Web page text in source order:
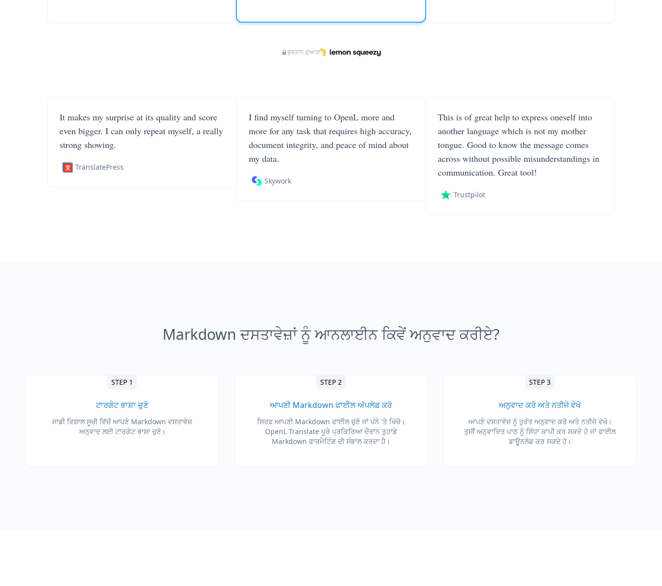
ਭੁਗਤਾਨ ਦੁਆਰਾ
It makes my surprise at its quality and score
even bigger. I can only repeat myself, a really
strong showing.
TranslatePress
I find myself turning to OpenL more and
more for any task that requires high accuracy,
document integrity, and peace of mind about
my data.
Skywork
This is of great help to express oneself into
another language which is not my mother
tongue. Good to know the message comes
across without possible misunderstandings in
communication. Great tool!
Trustpilot
Markdown ਦਸਤਾਵੇਜ਼ਾਂ ਨੂੰ ਆਨਲਾਈਨ ਕਿਵੇਂ ਅਨੁਵਾਦ ਕਰੀਏ?
STEP 1
ਟਾਰਗੇਟ ਭਾਸ਼ਾ ਚੁਣੋ
ਸਾਡੀ ਵਿਸ਼ਾਲ ਸੂਚੀ ਵਿੱਚੋਂ ਆਪਣੇ Markdown ਦਸਤਾਵੇਜ਼
ਅਨੁਵਾਦ ਲਈ ਟਾਰਗੇਟ ਭਾਸ਼ਾ ਚੁਣੋ।
STEP 2
ਆਪਣੀ Markdown ਫਾਈਲ ਅੱਪਲੋਡ ਕਰੋ
ਸਿਰਫ ਆਪਣੀ Markdown ਫਾਈਲ ਚੁਣੋ ਜਾਂ ਪੰਨੇ 'ਤੇ ਖਿੱਚੋ।
OpenL Translate ਪੂਰੇ ਪ੍ਰਕਿਰਿਆ ਦੌਰਾਨ ਤੁਹਾਡੇ
Markdown ਫਾਰਮੈਟਿੰਗ ਦੀ ਸੰਭਾਲ ਕਰਦਾ ਹੈ।
STEP 3
ਅਨੁਵਾਦ ਕਰੋ ਅਤੇ ਨਤੀਜੇ ਵੇਖੋ
ਆਪਣੇ ਦਸਤਾਵੇਜ਼ ਨੂੰ ਤੁਰੰਤ ਅਨੁਵਾਦ ਕਰੋ ਅਤੇ ਨਤੀਜੇ ਵੇਖੋ।
ਤੁਸੀਂ ਅਨੁਵਾਦਿਤ ਪਾਠ ਨੂੰ ਸਿੱਧਾ ਕਾਪੀ ਕਰ ਸਕਦੇ ਹੋ ਜਾਂ ਫਾਈਲ
ਡਾਊਨਲੋਡ ਕਰ ਸਕਦੇ ਹੋ।